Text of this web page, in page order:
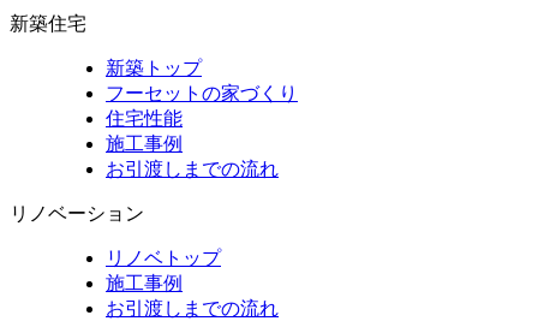
新築住宅
新築トップ
フーセットの家づくり
住宅性能
施工事例
お引渡しまでの流れ
リノベーション
リノベトップ
施工事例
お引渡しまでの流れ